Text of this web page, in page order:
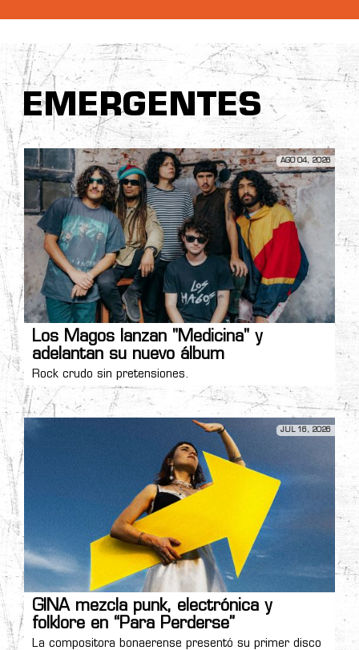
EMERGENTES
AGO 04, 2026
Los Magos lanzan "Medicina" y
adelantan su nuevo álbum
Rock crudo sin pretensiones.
JUL 16, 2026
GINA mezcla punk, electrónica y
folklore en “Para Perderse”
La compositora bonaerense presentó su primer disco